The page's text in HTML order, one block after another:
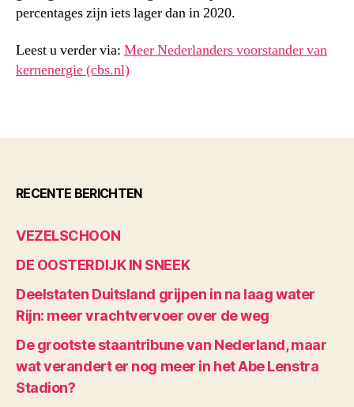
percentages zijn iets lager dan in 2020.
Leest u verder via: Meer Nederlanders voorstander van
kernenergie (cbs.nl)
RECENTE BERICHTEN
VEZELSCHOON
DE OOSTERDIJK IN SNEEK
Deelstaten Duitsland grijpen in na laag water
Rijn: meer vrachtvervoer over de weg
De grootste staantribune van Nederland, maar
wat verandert er nog meer in het Abe Lenstra
Stadion?